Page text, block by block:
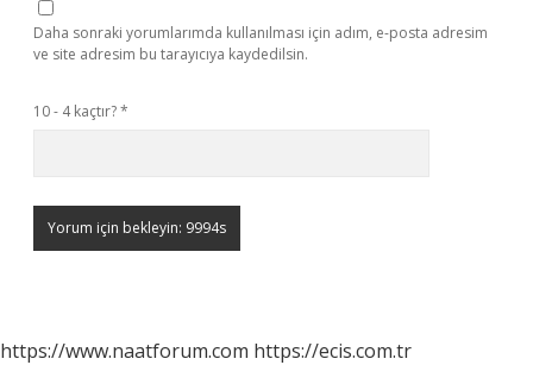
Daha sonraki yorumlarımda kullanılması için adım, e-posta adresim
ve site adresim bu tarayıcıya kaydedilsin.
10 - 4 kaçtır?*
https://www.naatforum.com https://ecis.com.tr